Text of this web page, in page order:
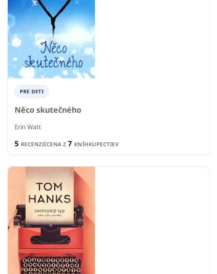
PRE DETI
Něco skutečného
Erin Watt
5 RECENZIÍCENA Z 7 KNÍHKUPECTIEV